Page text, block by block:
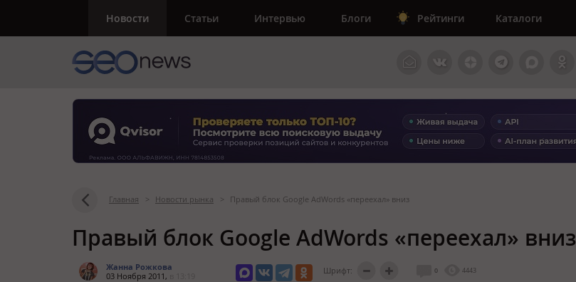
Новости Статьи Интервью Блоги Рейтинги Каталоги
Главная > Новости рынка > Правый блок Google AdWords «переехал» вниз
Правый блок Google AdWords «переехал» вниз
Жанна Рожкова
03 Ноября 2011,
Шрифт: 0 4443